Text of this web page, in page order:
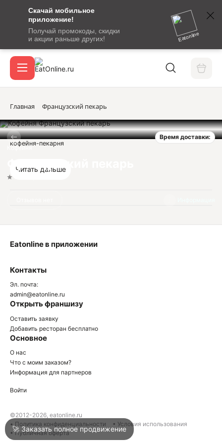
Скачай мобильное
приложение!
Получай промокоды, скидки
и акции раньше других!
Eatonline
сообщение
кодом
подтверждения
Вход / регистрация
Акции
Войти
Написать в техподдержку
Главная Французский пекарь
Время доставки:
Кофейня
Французский пекарь
кофейня-пекарня
Читать дальше
Контакты
Эл. почта:
admin@eatonline.ru
Открыть франшизу
Оставить заявку
Добавить ресторан бесплатно
Основное
О нас
Что с моим заказом?
Информация для партнеров
Eatonline в приложении
Войти
©2012-2026, eatonline.ru
• Политика конфиденциальности
• Условия использования
• Публичная оферта
🚀 Заказать полное продвижение